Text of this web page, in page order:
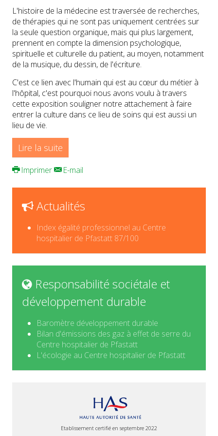
L'histoire de la médecine est traversée de recherches,
de thérapies qui ne sont pas uniquement centrées sur
la seule question organique, mais qui plus largement,
prennent en compte la dimension psychologique,
spirituelle et culturelle du patient, au moyen, notamment
de la musique, du dessin, de l'écriture.
C'est ce lien avec l'humain qui est au cœur du métier à
l'hôpital, c'est pourquoi nous avons voulu à travers
cette exposition souligner notre attachement à faire
entrer la culture dans ce lieu de soins qui est aussi un
lieu de vie.
Lire la suite
Imprimer E-mail
Actualités
Index égalité professionnel au Centre
hospitalier de Pfastatt 87/100
Responsabilité sociétale et
développement durable
Baromètre développement durable
Bilan d'émissions des gaz à effet de serre du
Centre hospitalier de Pfastatt
L'écologie au Centre hospitalier de Pfastatt
Etablissement certifié en septembre 2022